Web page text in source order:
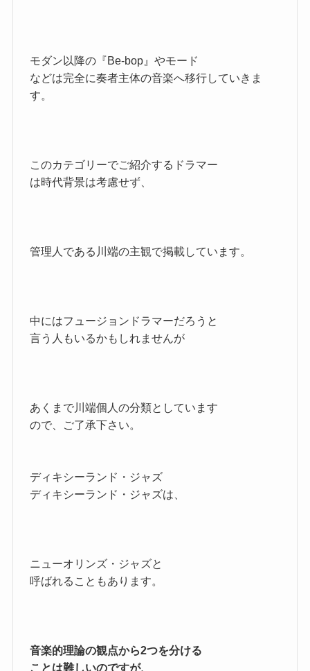
モダン以降の『Be-bop』やモード
などは完全に奏者主体の音楽へ移行していきま
す。
このカテゴリーでご紹介するドラマー
は時代背景は考慮せず、
管理人である川端の主観で掲載しています。
中にはフュージョンドラマーだろうと
言う人もいるかもしれませんが
あくまで川端個人の分類としています
ので、ご了承下さい。
ディキシーランド・ジャズ
ディキシーランド・ジャズは、
ニューオリンズ・ジャズと
呼ばれることもあります。
音楽的理論の観点から2つを分ける
ことは難しいのですが、